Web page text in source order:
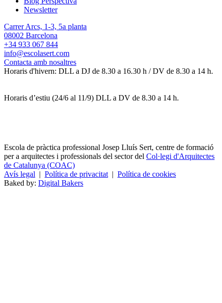
Newsletter
Carrer Arcs, 1-3, 5a planta
08002 Barcelona
+34 933 067 844
info@escolasert.com
Contacta amb nosaltres
Horaris d'hivern: DLL a DJ de 8.30 a 16.30 h / DV de 8.30 a 14 h.
Horaris d’estiu (24/6 al 11/9) DLL a DV de 8.30 a 14 h.
Escola de pràctica professional Josep Lluís Sert, centre de formació
per a arquitectes i professionals del sector del Col·legi d'Arquitectes
de Catalunya (COAC)
Avís legal | Política de privacitat | Política de cookies
Baked by: Digital Bakers